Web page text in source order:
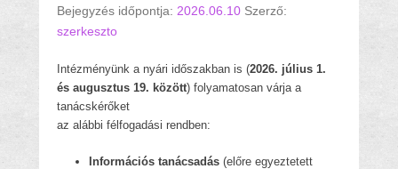
Bejegyzés időpontja: 2026.06.10 Szerző:
szerkeszto
Intézményünk a nyári időszakban is (2026. július 1.
és augusztus 19. között) folyamatosan várja a
tanácskérőket
az alábbi félfogadási rendben:
Információs tanácsadás (előre egyeztetett